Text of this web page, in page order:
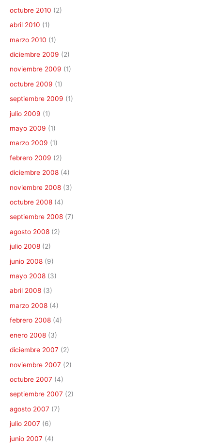
octubre 2010 (2)
abril 2010 (1)
marzo 2010 (1)
diciembre 2009 (2)
noviembre 2009 (1)
octubre 2009 (1)
septiembre 2009 (1)
julio 2009 (1)
mayo 2009 (1)
marzo 2009 (1)
febrero 2009 (2)
diciembre 2008 (4)
noviembre 2008 (3)
octubre 2008 (4)
septiembre 2008 (7)
agosto 2008 (2)
julio 2008 (2)
junio 2008 (9)
mayo 2008 (3)
abril 2008 (3)
marzo 2008 (4)
febrero 2008 (4)
enero 2008 (3)
diciembre 2007 (2)
noviembre 2007 (2)
octubre 2007 (4)
septiembre 2007 (2)
agosto 2007 (7)
julio 2007 (6)
junio 2007 (4)